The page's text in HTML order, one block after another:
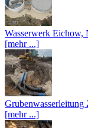
Wasserwerk Eichow,
[mehr ...]
Grubenwasserleitung
[mehr ...]